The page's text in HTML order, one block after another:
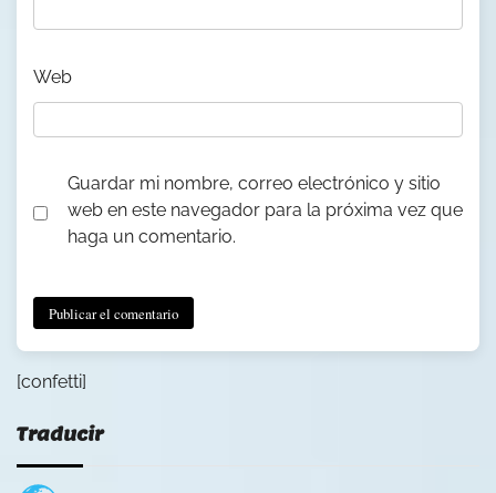
Web
Guardar mi nombre, correo electrónico y sitio
web en este navegador para la próxima vez que
haga un comentario.
[confetti]
Traducir